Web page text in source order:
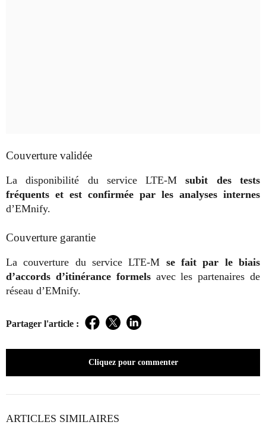
Couverture validée
La disponibilité du service LTE-M subit des tests
fréquents et est confirmée par les analyses internes
d’EMnify.
Couverture garantie
La couverture du service LTE-M se fait par le biais
d’accords d’itinérance formels avec les partenaires de
réseau d’EMnify.
Partager l'article : Facebook
TwitterLinkedIn
Cliquez pour commenter
ARTICLES SIMILAIRES